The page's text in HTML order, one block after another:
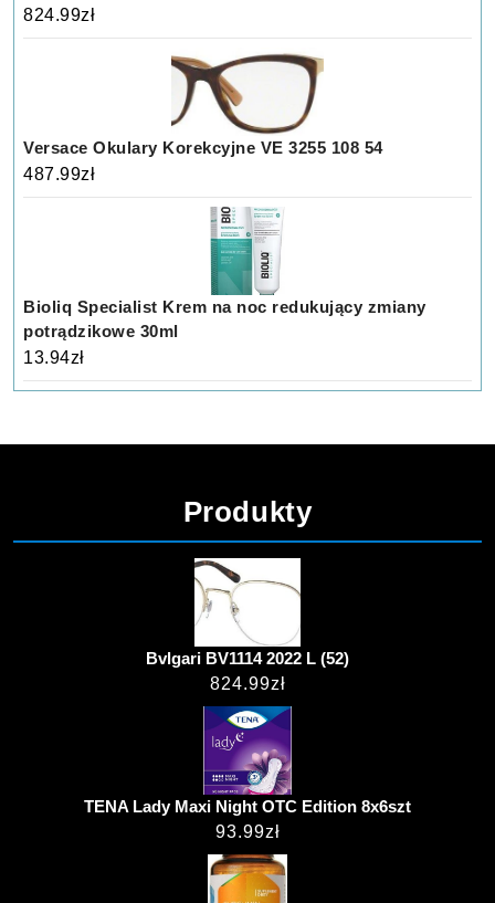
824.99zł
Versace Okulary Korekcyjne VE 3255 108 54
487.99zł
Bioliq Specialist Krem na noc redukujący zmiany
potrądzikowe 30ml
13.94zł
Produkty
Bvlgari BV1114 2022 L (52)
824.99zł
TENA Lady Maxi Night OTC Edition 8x6szt
93.99zł